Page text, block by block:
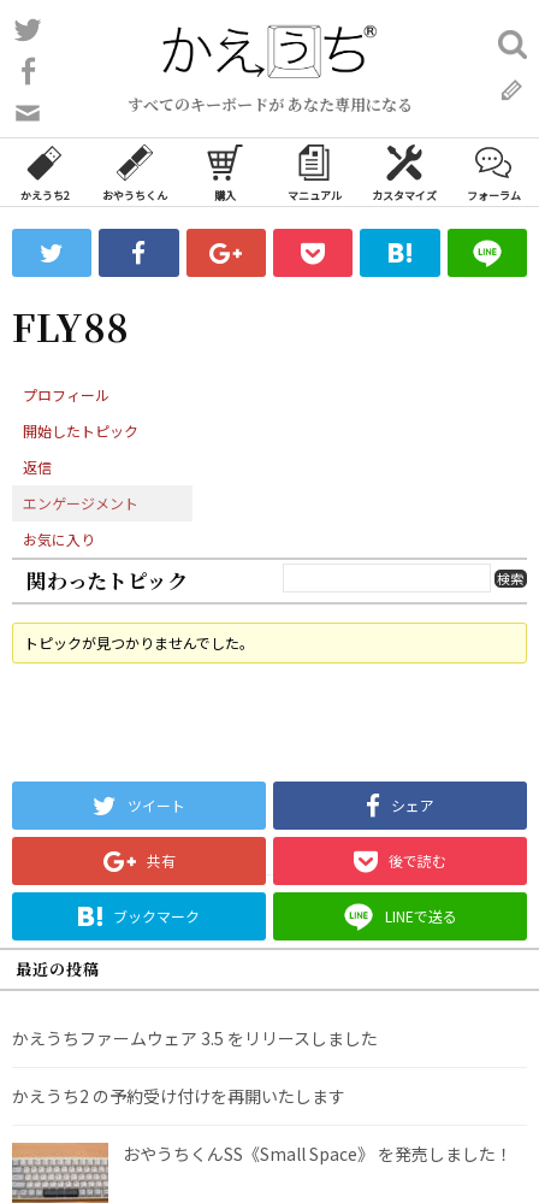
コ
ン
ン
ツ
ス
ッ
プ
すべてのキーボードが あなた専用になる
い
合
わ
フ
ォ
ム
検
索:
かえうち2 おやうちくん 購入 マニュアル カスタマイズ フォーラム
FLY88
プロフィール
開始したトピック
返信
エンゲージメント
お気に入り
関わったトピック
トピックが見つかりませんでした。
ツイート シェア
共有 後で読む
ブックマーク LINEで送る
最近の投稿
かえうちファームウェア 3.5 をリリースしました
かえうち2 の予約受け付けを再開いたします
おやうちくんSS《Small Space》 を発売しました！